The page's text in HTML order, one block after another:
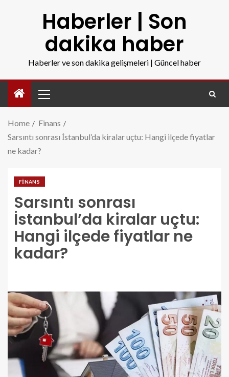
Haberler | Son
dakika haber
Haberler ve son dakika gelişmeleri | Güncel haber
Home
Finans
Sarsıntı sonrası İstanbul’da kiralar uçtu: Hangi ilçede fiyatlar
ne kadar?
FINANS
Sarsıntı sonrası
İstanbul’da kiralar uçtu:
Hangi ilçede fiyatlar ne
kadar?